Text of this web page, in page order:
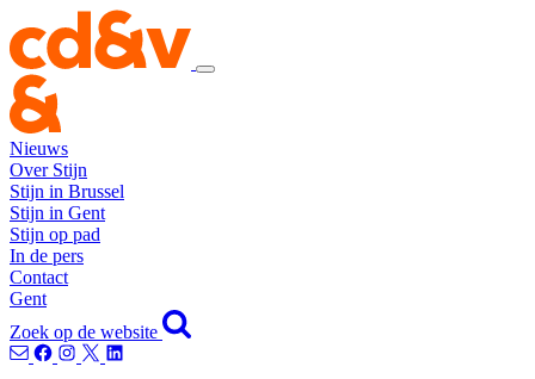
Nieuws
Over Stijn
Stijn in Brussel
Stijn in Gent
Stijn op pad
In de pers
Contact
Gent
Zoek op de website